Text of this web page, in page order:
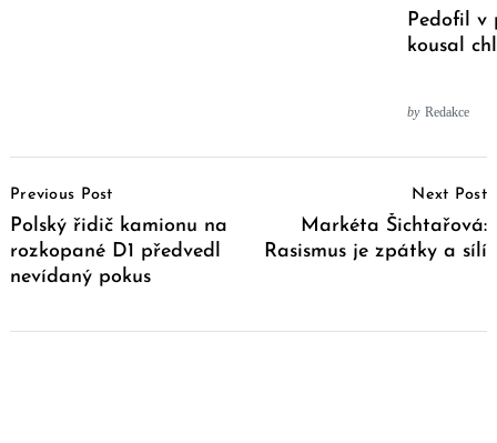
Pedofil v
kousal
by Redakce
Navigation
Previous Post
Polský řidič kamionu na
rozkopané D1 předvedl
nevídaný pokus
Next Post
Markéta Šichtařová:
Rasismus je zpátky a sílí